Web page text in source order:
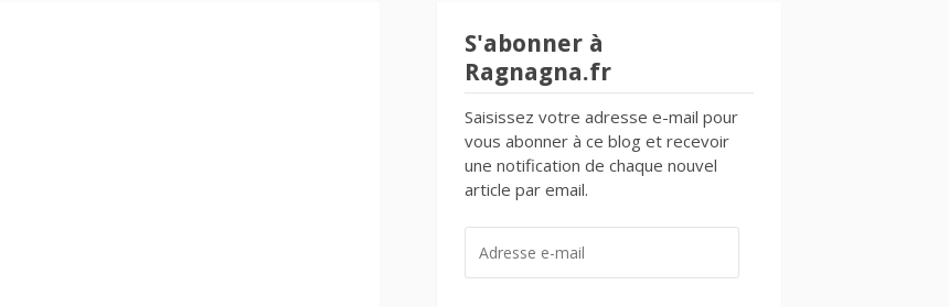
S'abonner à
Ragnagna.fr
Saisissez votre adresse e-mail pour
vous abonner à ce blog et recevoir
une notification de chaque nouvel
article par email.
MAIL